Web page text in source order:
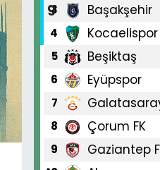
3 Başakşehir
4 Kocaelispor
5 Beşiktaş
6 Eyüpspor
7
8 Çorum FK
9 Gaziantep